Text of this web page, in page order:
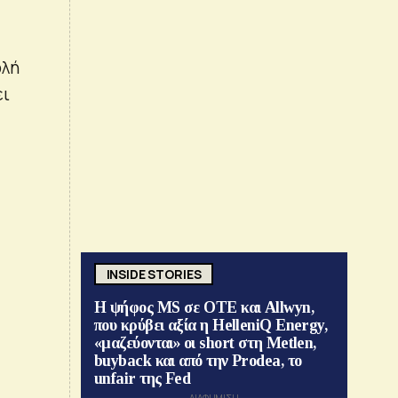
INSIDE STORIES
Η ψήφος MS σε ΟΤΕ και Allwyn,
που κρύβει αξία η HelleniQ Energy,
«μαζεύονται» οι short στη Metlen,
buyback και από την Prodea, το
unfair της Fed